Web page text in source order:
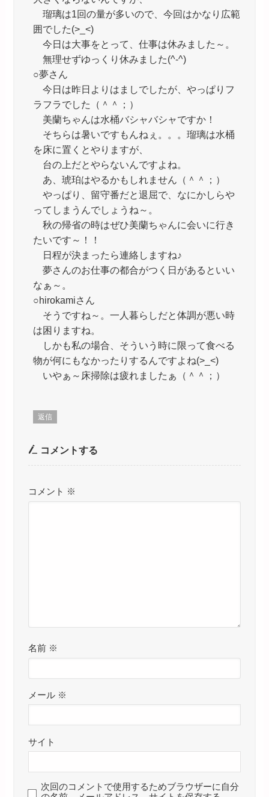
瑠璃は1回の量が多いので、今回はかなり広範
囲でした(>_<)
今日は大事をとって、仕事は休みました～。
無理せずゆっくり休みました(^-^)
○夢さん
今日は昨日よりはましでしたが、やっぱりフ
ラフラでした（＾＾；）
美蘭ちゃんは水桶バシャバシャですか！
そちらは暑いですもんねぇ。。。瑠璃は水桶
を床に置くとやりますが、
台の上だとやらないんですよね。
あ、琥珀はやるかもしれません（＾＾；）
やっぱり、留守番だと退屈で、なにかしらや
ってしまうんでしょうね～。
秋の帰省の時はぜひ美蘭ちゃんに会いに行き
たいです～！！
日程が決まったら連絡しますね♪
夢さんのお仕事の都合がつく日があるといい
なぁ～。
○hirokamiさん
そうですね～。一人暮らしだと体調が悪い時
は困りますね。
しかも私の場合、そういう時に限って食べる
物が何にもなかったりするんですよね(>_<)
いやぁ～床掃除は疲れましたぁ（＾＾；）
返信
コメントする
コメント ※
名前 ※
メール ※
サイト
次回のコメントで使用するためブラウザーに自分